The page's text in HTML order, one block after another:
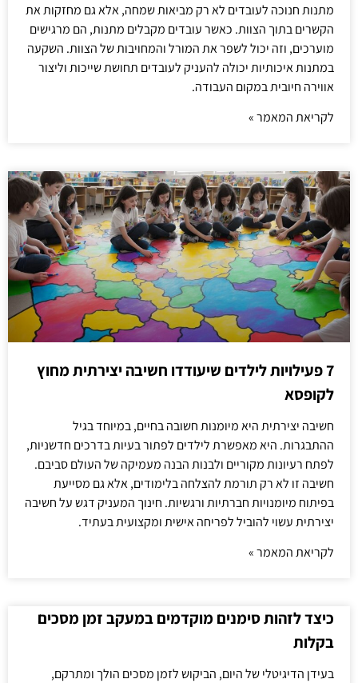
מתנות חנוכה לעובדים לא רק מביאות שמחה, אלא גם מחזקות את
הקשרים בתוך הצוות. כאשר עובדים מקבלים מתנות, הם מרגישים
מוערכים, וזה יכול לשפר את המורל והמחויבות של הצוות. השקעה
במתנות איכותיות יכולה להעניק לעובדים תחושת שייכות וליצור
אווירה חיובית במקום העבודה.
לקריאת המאמר »
7 פעילויות לילדים שיעודדו חשיבה יצירתית מחוץ
לקופסא
חשיבה יצירתית היא מיומנות חשובה בחיים, במיוחד בגיל
ההתבגרות. היא מאפשרת לילדים לפתור בעיות בדרכים חדשניות,
לפתח רעיונות מקוריים ולבנות הבנה מעמיקה של העולם סביבם.
חשיבה זו לא רק תורמת להצלחה בלימודים, אלא גם מסייעת
בפיתוח מיומנויות חברתיות ורגשיות. חינוך המעניק דגש על חשיבה
יצירתית עשוי להוביל לפריחה אישית ומקצועית בעתיד.
לקריאת המאמר »
כיצד לזהות סימנים מוקדמים במעקב זמן מסכים
בקלות
בעידן הדיגיטלי של היום, הביקוש לזמן מסכים הולך ומתרקם,